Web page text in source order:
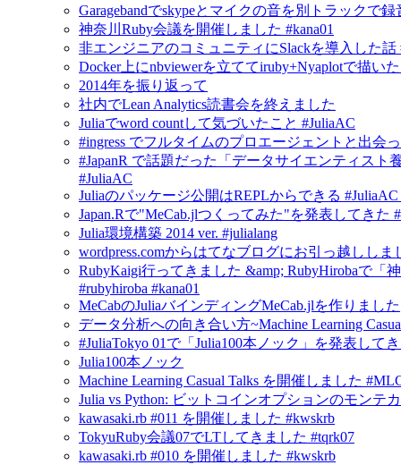
Garagebandでskypeとマイクの音を別トラックで
神奈川Ruby会議を開催しました #kana01
非エンジニアのコミュニティにSlackを導入した話
Docker上にnbviewerを立ててiruby+Nyaplotで描い
2014年を振り返って
社内でLean Analytics読書会を終えました
Juliaでword countして気づいたこと #JuliaAC
#ingress でフルタイムのプロエージェントと出会
#JapanR で話題だった「データサイエンティス
#JuliaAC
Juliaのパッケージ公開はREPLからできる #JuliaAC
Japan.Rで"MeCab.jlつくってみた"を発表してきた
Julia環境構築 2014 ver. #julialang
wordpress.comからはてなブログにお引っ越ししま
RubyKaigi行ってきました &amp; RubyHirobaで「
#rubyhiroba #kana01
MeCabのJuliaバインディングMeCab.jlを作りました
データ分析への向き合い方~Machine Learning
#JuliaTokyo 01で「Julia100本ノック」を発表して
Julia100本ノック
Machine Learning Casual Talks を開催しました
Julia vs Python: ビットコインオプションのモンテ
kawasaki.rb #011 を開催しました #kwskrb
TokyuRuby会議07でLTしてきました #tqrk07
kawasaki.rb #010 を開催しました #kwskrb